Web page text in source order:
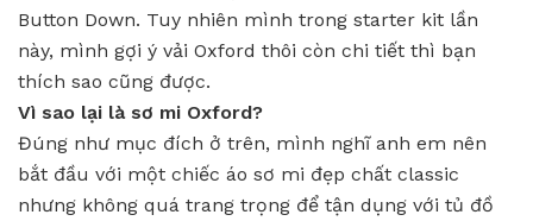
Button Down. Tuy nhiên mình trong starter kit lần
này, mình gợi ý vải Oxford thôi còn chi tiết thì bạn
thích sao cũng được.
Vì sao lại là sơ mi Oxford?
Đúng như mục đích ở trên, mình nghĩ anh em nên
bắt đầu với một chiếc áo sơ mi đẹp chất classic
nhưng không quá trang trọng để tận dụng với tủ đồ